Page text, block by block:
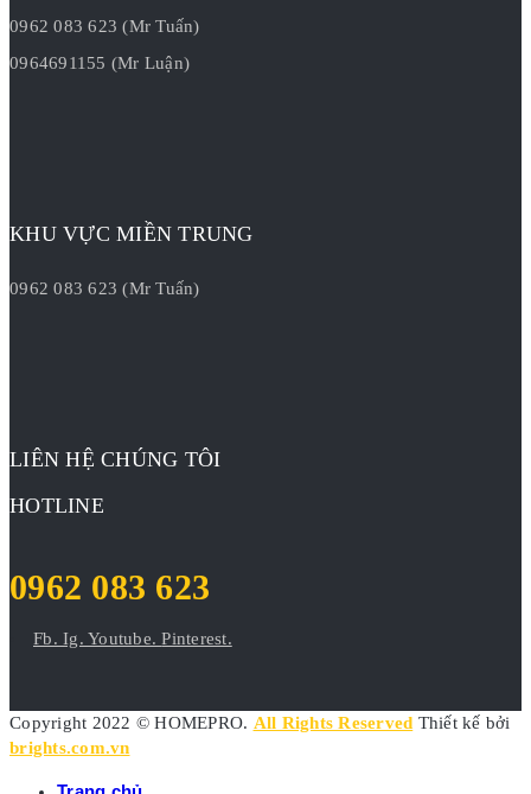
0962 083 623 (Mr Tuấn)
0964691155 (Mr Luận)
KHU VỰC MIỀN TRUNG
0962 083 623 (Mr Tuấn)
LIÊN HỆ CHÚNG TÔI
HOTLINE
0962 083 623
Fb. Ig. Youtube.Pinterest.
Copyright 2022 © HOMEPRO. All Rights Reserved Thiết kế bởi
brights.com.vn